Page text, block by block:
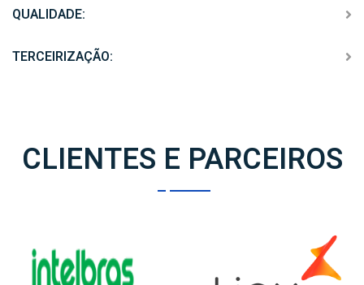
QUALIDADE:
TERCEIRIZAÇÃO:
CLIENTES E PARCEIROS